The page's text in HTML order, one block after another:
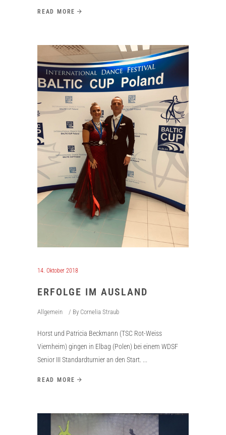
READ MORE
14. Oktober 2018
ERFOLGE IM AUSLAND
Allgemein By Cornelia Straub
Horst und Patricia Beckmann (TSC Rot-Weiss
Viernheim) gingen in Elbag (Polen) bei einem WDSF
Senior III Standardturnier an den Start.
READ MORE